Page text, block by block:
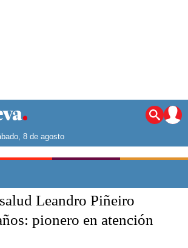
La ciudad
Punta Alta
El mundo
Seguridad
8 de agosto
Leandro Piñeiro
pionero en atención